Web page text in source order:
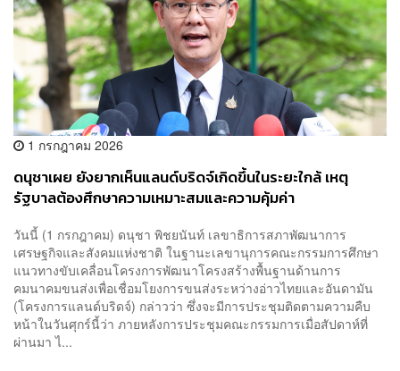
1 กรกฎาคม 2026
ดนุชาเผย ยังยากเห็นแลนด์บริดจ์เกิดขึ้นในระยะใกล้ เหตุ
รัฐบาลต้องศึกษาความเหมาะสมและความคุ้มค่า
วันนี้ (1 กรกฎาคม) ดนุชา พิชยนันท์ เลขาธิการสภาพัฒนาการ
เศรษฐกิจและสังคมแห่งชาติ ในฐานะเลขานุการคณะกรรมการศึกษา
แนวทางขับเคลื่อนโครงการพัฒนาโครงสร้างพื้นฐานด้านการ
คมนาคมขนส่งเพื่อเชื่อมโยงการขนส่งระหว่างอ่าวไทยและอันดามัน
(โครงการแลนด์บริดจ์) กล่าวว่า ซึ่งจะมีการประชุมติดตามความคืบ
หน้าในวันศุกร์นี้ว่า ภายหลังการประชุมคณะกรรมการเมื่อสัปดาห์ที่
ผ่านมา ไ...